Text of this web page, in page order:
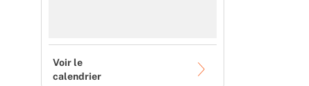
Voir le
calendrier